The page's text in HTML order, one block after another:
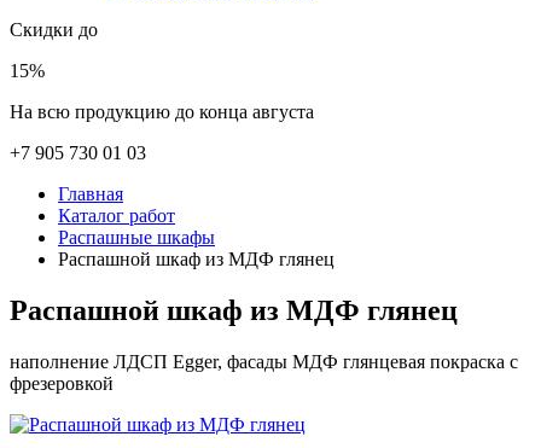
Скидки до
15%
На всю продукцию до конца августа
+7 905 730 01 03
Главная
Каталог работ
Распашные шкафы
Распашной шкаф из МДФ глянец
Распашной шкаф из МДФ глянец
наполнение ЛДСП Egger, фасады МДФ глянцевая покраска с
фрезеровкой